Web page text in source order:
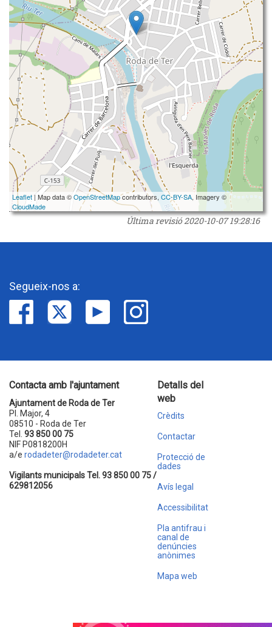
Leaflet| Map data ©OpenStreetMapcontributors, CC-BY-SA, Imagery ©
CloudMade
Última revisió2020-10-07 19:28:16
Segueix-nos a:
Contacta amb l'ajuntament
Ajuntament de Roda de Ter
Pl. Major, 4
08510 - Roda de Ter
Tel. 93 850 00 75
NIF P0818200H
a/e rodadeter@rodadeter.cat
Vigilants municipals Tel. 93 850 00 75 /
629812056
Detalls del
web
Crèdits
Contactar
Protecció de
dades
Avís legal
Accessibilitat
Pla antifrau i
canal de
denúncies
anònimes
Mapa web